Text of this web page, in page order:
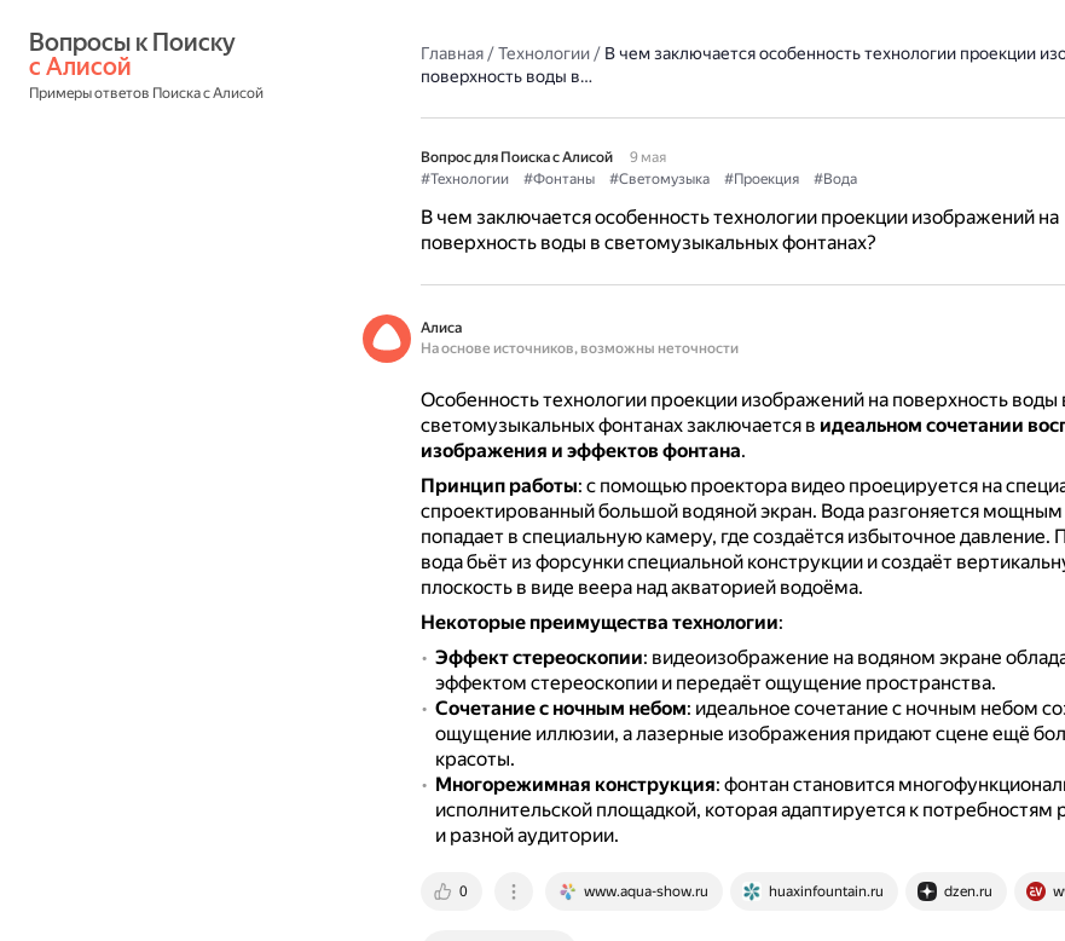
с Алисой
Примеры ответов Поиска с Алисой
Главная/Технологии/ В чем заключается особенность технологии проекции
поверхность воды в…
Вопрос для Поиска с Алисой
9 мая
#Технологии
#Фонтаны #Светомузыка #Проекция #Вода
В чем заключается особенность технологии проекции изображений на
поверхность воды в светомузыкальных фонтанах?
Алиса
На основе источников, возможны неточности
Особенность технологии проекции изображений на поверхность воды
светомузыкальных фонтанах заключается в идеальном сочетании
изображения и эффектов фонтана.
Принцип работы: с помощью проектора видео проецируется на
спроектированный большой водяной экран. Вода разгоняется
попадает в специальную камеру, где создаётся избыточное давление.
вода бьёт из форсунки специальной конструкции и создаёт
плоскость в виде веера над акваторией водоёма.
Некоторые преимущества технологии:
Эффект стереоскопии: видеоизображение на водяном экране
эффектом стереоскопии и передаёт ощущение пространства.
Сочетание с ночным небом: идеальное сочетание с ночным небом
ощущение иллюзии, а лазерные изображения придают сцене ещё
красоты.
Многорежимная конструкция: фонтан становится
исполнительской площадкой, которая адаптируется к потребностям
и разной аудитории.
0 www.aqua-show.ru huaxinfountain.ru dzen.ru